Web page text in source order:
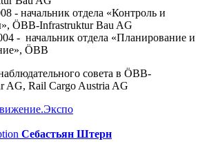
- начальник отдела «Контроль и
ÖBB-Infrastruktur Bau AG
- начальник отдела «Планирование и
ÖBB
совета в ÖBB-
AG, Rail Cargo Austria AG
Себастьян Штерн